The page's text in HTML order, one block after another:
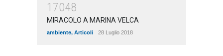
17048
MIRACOLO A MARINA VELCA
ambiente, Articoli 28 Luglio 2018